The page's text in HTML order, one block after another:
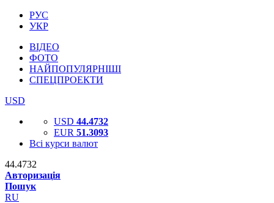
РУС
УКР
ВІДЕО
ФОТО
НАЙПОПУЛЯРНІШІ
СПЕЦПРОЕКТИ
USD
USD 44.4732
EUR 51.3093
Всі курси валют
44.4732
Авторизація
Пошук
RU